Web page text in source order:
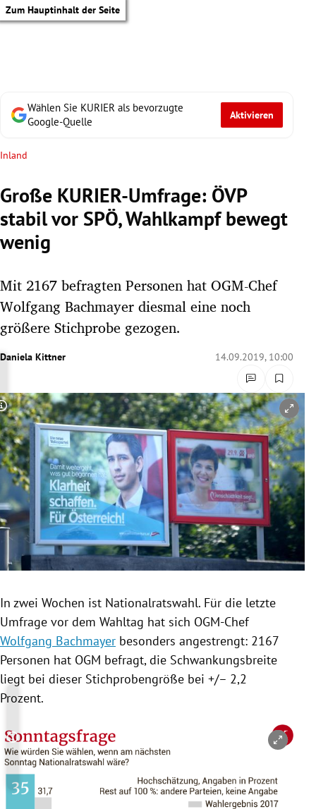
Zum Hauptinhalt der Seite
Untermenü
Untermenü
Untermenü
Untermenü
Untermenü
Untermenü
Untermenü
Untermenü
Untermenü
Wählen Sie KURIER als bevorzugte
Google-Quelle
Aktivieren
Inland
Große KURIER-Umfrage: ÖVP
stabil vor SPÖ, Wahlkampf bewegt
wenig
Mit 2167 befragten Personen hat OGM-Chef
Wolfgang Bachmayer diesmal eine noch
größere Stichprobe gezogen.
Daniela Kittner 14.09.2019, 10:00
Copyright-Hinweis öffnen/schließen
In zwei Wochen ist Nationalratswahl. Für die letzte
Umfrage vor dem Wahltag hat sich OGM-Chef
Wolfgang Bachmayer besonders angestrengt: 2167
Personen hat OGM befragt, die Schwankungsbreite
liegt bei dieser Stichprobengröße bei +/– 2,2
Prozent.
Copyright-Hinweis öffnen/schließen